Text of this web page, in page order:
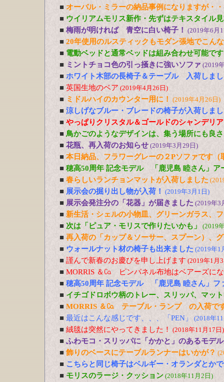
■ オーバル・ミラーの納品事例になりますが・
■ ウイリアムモリス新作・先ずはテキスタイル
■ 梅雨が明ければ 青空に白い椅子！ (2019年6月
■ 20年使用のルスティックもモダン張地でこん
■ 電動ベッドと通常ベッドは組み合わせ可能です
■ ミントチョコ色の引っ掻きに強いソファ (2019
■ ホワイト木部の長椅子＆テーブル 入荷しま
■ 英国生地のベア (2019年4月26日)
■ ミドルハイのカウンター用に！ (2019年4月26日)
■ 涼しげなブルー・ブレードの椅子が入荷しま
■ やっぱりクリスタル＆ゴールドのシャンデリ
■ 鳥かごのようなデザインは、集う場所にも良
■ 花瓶、再入荷のお知らせ (2019年3月29日)
■ 本日納品、フラワーグレーの２Pソファです（
■ 穂高50周年 記念モデル 「鹿児島 睦さん」
■ 春らしいランチョンマットが入荷しました
■ 展示会の掘り出し物が入荷！ (2019年3月1日)
■ 展示会発注分の「花器」が届きました (2019年3
■ 新生活・シェルの小物皿、グリーンガラス、
■ 次は「ピュア・モリスで作りたいかも」 (2019
■ 再入荷の「カップ＆ソーサー、スプーン）、
■ ウォールナット材の椅子も出来ました (2019年1
■ 謹んで新春のお慶びを申し上げます (2019年1月
■ MORRIS ＆㏇ ピンパネル布地はベアーズに
■ 穂高50周年 記念モデル 「鹿児島 睦さん」フ
■ イチゴドロボウ柄のトレー、スリッパ、マッ
■ MORRIS ＆㏇ テーブル・ランプ の入荷で
■ 最近はこんな感じです、、、「PEN」 (2018年
■ 絨毯は突然にやってきました！ (2018年11月17日)
■ ふわモコ・スリッパに「かかと」のあるモデ
■ 飾りのベースにテーブルランナーはいかが？
■ こちらと同じ椅子はベルギー・オランダとか
■ モリスのラージ・クッション (2018年11月2日)